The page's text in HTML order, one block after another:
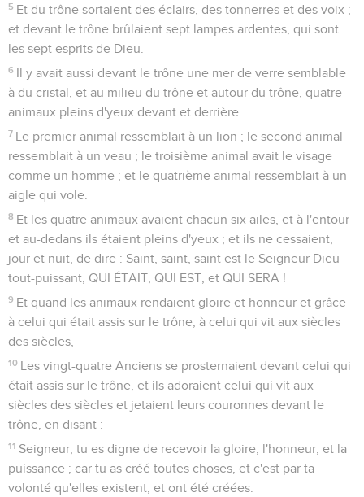
5 Et du trône sortaient des éclairs, des tonnerres et des voix ;
et devant le trône brûlaient sept lampes ardentes, qui sont
les sept esprits de Dieu.
6 Il y avait aussi devant le trône une mer de verre semblable
à du cristal, et au milieu du trône et autour du trône, quatre
animaux pleins d'yeux devant et derrière.
7 Le premier animal ressemblait à un lion ; le second animal
ressemblait à un veau ; le troisième animal avait le visage
comme un homme ; et le quatrième animal ressemblait à un
aigle qui vole.
8 Et les quatre animaux avaient chacun six ailes, et à l'entour
et au-dedans ils étaient pleins d'yeux ; et ils ne cessaient,
jour et nuit, de dire : Saint, saint, saint est le Seigneur Dieu
tout-puissant, QUI ÉTAIT, QUI EST, et QUI SERA !
9 Et quand les animaux rendaient gloire et honneur et grâce
à celui qui était assis sur le trône, à celui qui vit aux siècles
des siècles,
10 Les vingt-quatre Anciens se prosternaient devant celui qui
était assis sur le trône, et ils adoraient celui qui vit aux
siècles des siècles et jetaient leurs couronnes devant le
trône, en disant :
11 Seigneur, tu es digne de recevoir la gloire, l'honneur, et la
puissance ; car tu as créé toutes choses, et c'est par ta
volonté qu'elles existent, et ont été créées.